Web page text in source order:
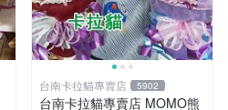
台南卡拉貓專賣店 5902
台南卡拉貓專賣店 MOMO熊